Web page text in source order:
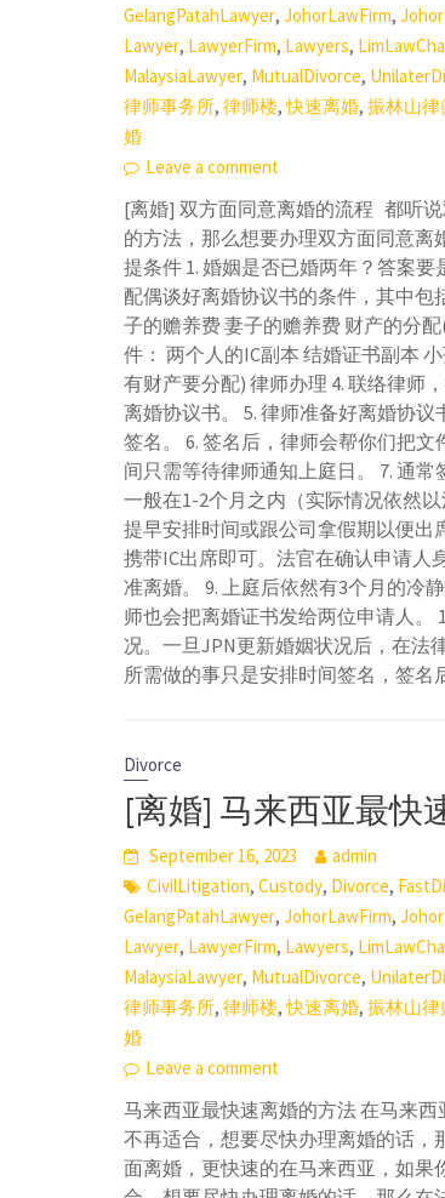
GelangPatahLawyer,JohorLawFirm,
Lawyer, LawyerFirm, Lawyers,
MalaysiaLawyer, MutualDivorce,
律师事务所,律师楼,快速离婚,振林山律
婚
Leave a comment
[离婚] 双方面同意离婚的流程 都听
的方法，那么想要办理双方面同意
提条件 1. 婚姻是否已婚两年？答案要
配偶谈好离婚协议书的条件，其中包
子的赡养费 妻子的赡养费 财产的分
件： 两个人的IC副本 结婚证书副本
有财产要分配) 律师办理 4. 联络律师
离婚协议书。 5. 律师准备好离婚协
签名。 6. 签名后，律师会帮你们把
间只需等待律师通知上庭日。 7. 通
一般在1-2个月之内（实际情况依然
提早安排时间或跟公司拿假期以便出
携带IC出席即可。法官在确认申请人
准离婚。 9. 上庭后依然有3个月的冷
师也会把离婚证书发给两位申请人。
况。一旦JPN更新婚姻状况后，在法
所需做的事只是安排时间签名，签名
Divorce
[离婚] 马来西亚最快
September 16, 2023
admin
CivilLitigation,Custody, Divorce,
GelangPatahLawyer,JohorLawFirm,
Lawyer, LawyerFirm, Lawyers,
MalaysiaLawyer, MutualDivorce,
律师事务所,律师楼,快速离婚,振林山律
婚
Leave a comment
马来西亚最快速离婚的方法 在马来
不再适合，想要尽快办理离婚的话，
面离婚，更快速的在马来西亚，如